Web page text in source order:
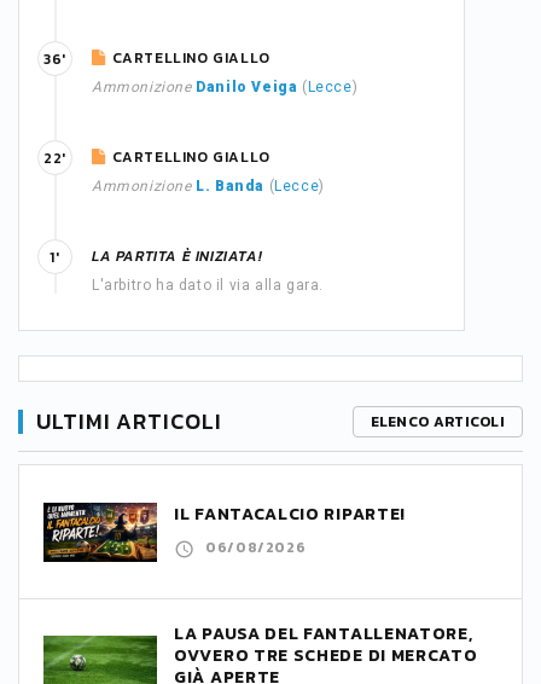
CARTELLINO GIALLO
Ammonizione Danilo Veiga ( Lecce)
36'
CARTELLINO GIALLO
Ammonizione L. Banda ( Lecce)
22'
LA PARTITA È INIZIATA!
L'arbitro ha dato il via alla gara.
1'
ULTIMI ARTICOLI ELENCO ARTICOLI
IL FANTACALCIO RIPARTE!
06/08/2026
LA PAUSA DEL FANTALLENATORE,
OVVERO TRE SCHEDE DI MERCATO
GIÀ APERTE